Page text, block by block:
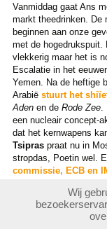
Vanmiddag gaat Ans
markt theedrinken. De
beginnen aan onze
met de
vlekkerig maar het is
Escalatie in het
Yemen. Na de heftige
Arabië stuurt het
Adenen de Rode Zee.
een nucleair concept-
dat het kernwapens
Tsipraspraat nu in
stropdas, Poetin wel.
commissie, ECB en
zaak niet op de spits
Grieken het briljant
en bijvoorbeeld de
Wij